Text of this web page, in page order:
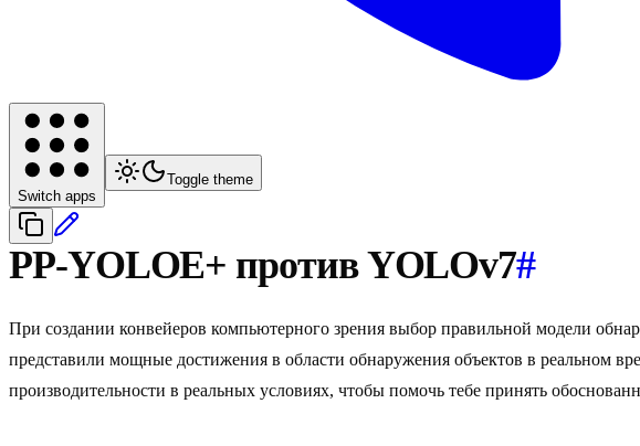
Switch apps
Toggle theme
PP-YOLOE+ против YOLOv7#
При создании конвейеров компьютерного зрения выбор правильной модели
представили мощные достижения в области обнаружения объектов в реальном
производительности в реальных условиях, чтобы помочь тебе принять